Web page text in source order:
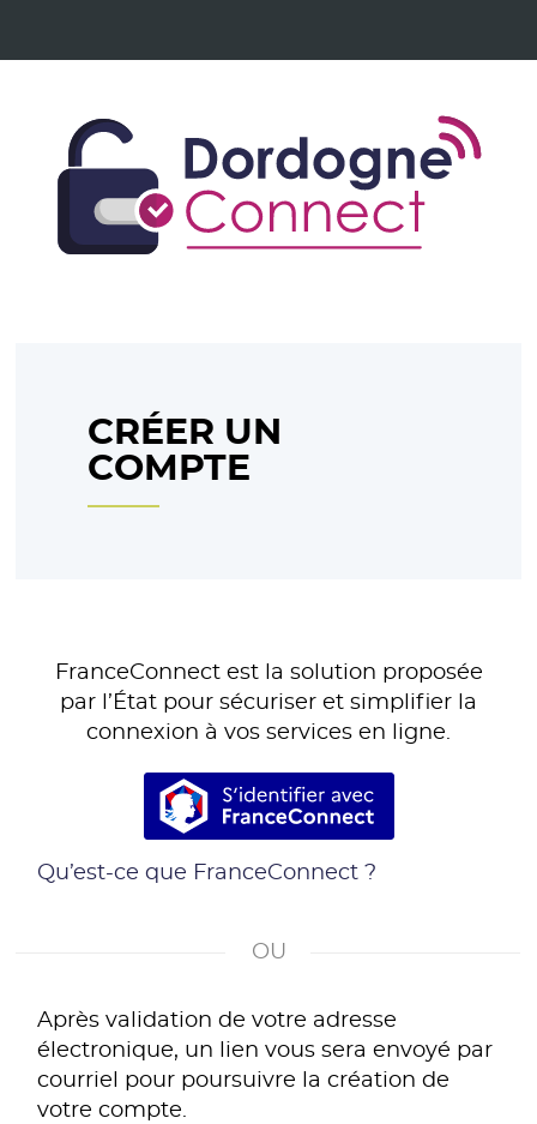
CRÉER UN
COMPTE
FranceConnect est la solution proposée
par l’État pour sécuriser et simplifier la
connexion à vos services en ligne.
S’identifier avec
Qu’est-ce que FranceConnect ?
Après validation de votre adresse
électronique, un lien vous sera envoyé par
courriel pour poursuivre la création de
votre compte.